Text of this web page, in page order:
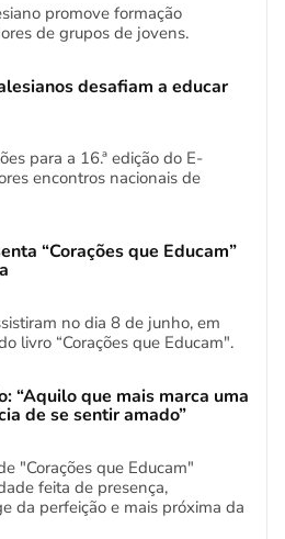
promove formação
de grupos de jovens.
desafiam a educar
para a 16.ª edição do E-
encontros nacionais de
“Corações que Educam”
no dia 8 de junho, em
livro “Corações que Educam".
“Aquilo que mais marca uma
de se sentir amado”
"Corações que Educam"
feita de presença,
da perfeição e mais próxima da